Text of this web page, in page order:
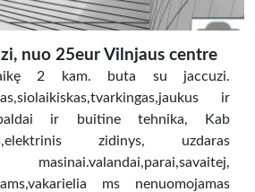
nuo 25eur Vilnjaus centre
2 kam. buta su jaccuzi.
ir
baldai ir buitine tehnika, Kab
zidinys, uzdaras
ms nenuomojamas